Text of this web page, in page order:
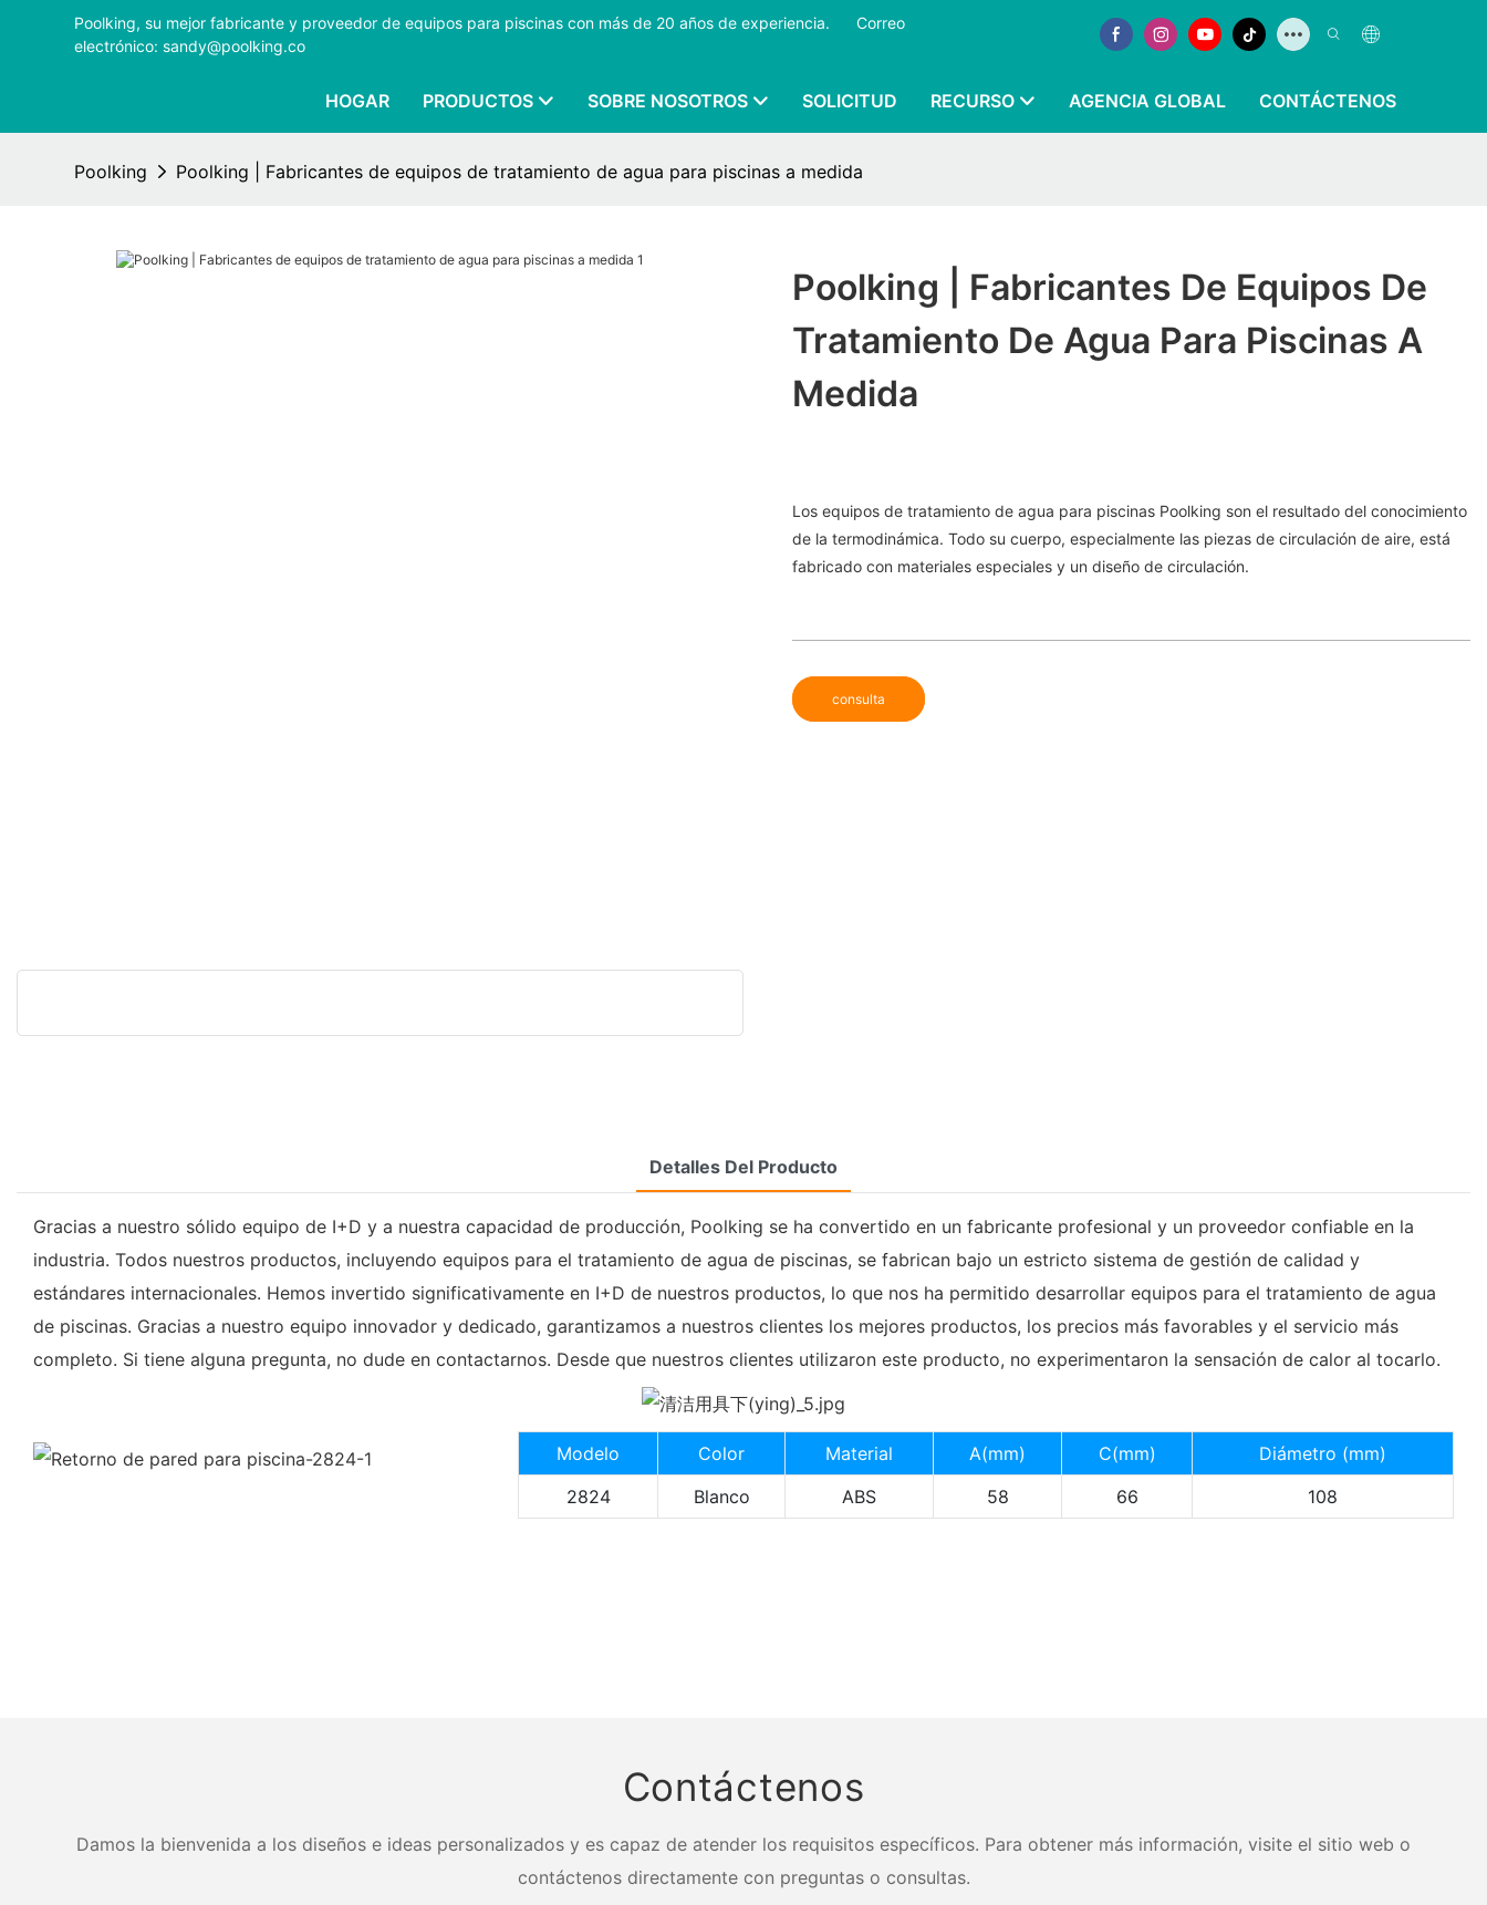
Poolking, su mejor fabricante y proveedor de equipos para piscinas con más de 20 años de experiencia.
Correo
electrónico: sandy@poolking.co
HOGAR PRODUCTOS SOBRE NOSOTROS SOLICITUD RECURSO AGENCIA GLOBAL CONTÁCTENOS
Poolking Poolking | Fabricantes de equipos de tratamiento de agua para piscinas a medida
Poolking | Fabricantes De Equipos De
Tratamiento De Agua Para Piscinas A
Medida
Los equipos de tratamiento de agua para piscinas Poolking son el resultado del conocimiento
de la termodinámica. Todo su cuerpo, especialmente las piezas de circulación de aire, está
fabricado con materiales especiales y un diseño de circulación.
consulta
Detalles Del Producto
Gracias a nuestro sólido equipo de I+D y a nuestra capacidad de producción, Poolking se ha convertido en un fabricante profesional y un proveedor confiable en la
industria. Todos nuestros productos, incluyendo equipos para el tratamiento de agua de piscinas, se fabrican bajo un estricto sistema de gestión de calidad y
estándares internacionales. Hemos invertido significativamente en I+D de nuestros productos, lo que nos ha permitido desarrollar equipos para el tratamiento de agua
de piscinas. Gracias a nuestro equipo innovador y dedicado, garantizamos a nuestros clientes los mejores productos, los precios más favorables y el servicio más
completo. Si tiene alguna pregunta, no dude en contactarnos. Desde que nuestros clientes utilizaron este producto, no experimentaron la sensación de calor al tocarlo.
Modelo Color Material A(mm) C(mm)
Diámetro (mm)
2824
Blanco ABS 58 66 108
Contáctenos
Damos la bienvenida a los diseños e ideas personalizados y es capaz de atender los requisitos específicos. Para obtener más información, visite el sitio web o
contáctenos directamente con preguntas o consultas.